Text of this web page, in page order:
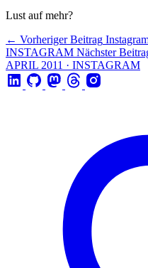
Lust auf mehr?
← Vorheriger Beitrag
INSTAGRAM Nächster
APRIL 2011 · INSTAGRAM